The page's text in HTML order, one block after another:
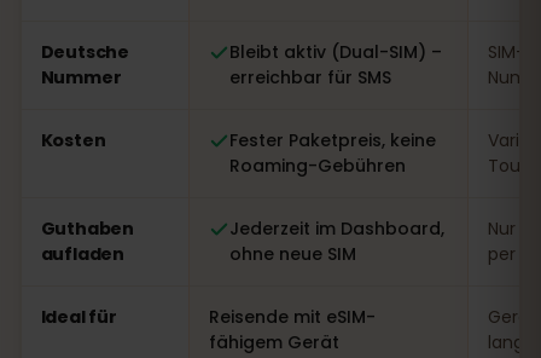
Deutsche
Nummer
Bleibt aktiv (Dual-SIM) –
erreichbar für SMS
SIM-
Kosten
Fester Paketpreis, keine
Roaming-Gebühren
Guthaben
aufladen
Jederzeit im Dashboard,
ohne neue SIM
Nur
per
Ideal für
Reisende mit eSIM-
fähigem Gerät